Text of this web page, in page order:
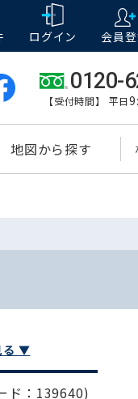
ログイン 会員
0120-
【受付時間】 平日
地図から探す
る ▼
ド：139640)